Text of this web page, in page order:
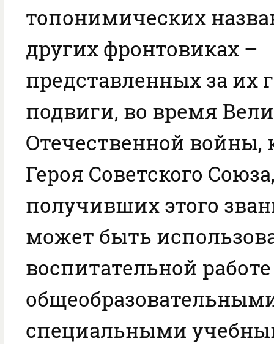
топонимических
других фронтовиках –
представленных за их
подвиги, во время
Отечественной войны,
Героя Советского
получивших этого
может быть
воспитательной работе
специальными